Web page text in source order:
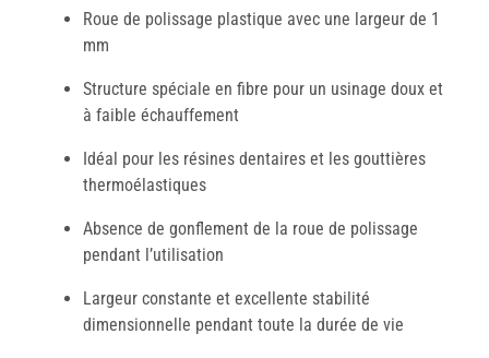
Roue de polissage plastique avec une largeur de 1
mm
Structure spéciale en fibre pour un usinage doux et
à faible échauffement
Idéal pour les résines dentaires et les gouttières
thermoélastiques
Absence de gonflement de la roue de polissage
pendant l’utilisation
Largeur constante et excellente stabilité
dimensionnelle pendant toute la durée de vie